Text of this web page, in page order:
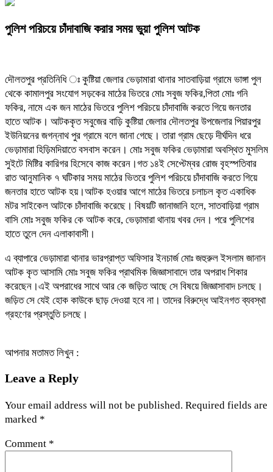
পুলিশ পরিচয়ে চাঁদাবাজি করার সময় ভুয়া পুলিশ আটক
দৌলতপুর প্রতিনিধি ঃ কুষ্টিয়া জেলার ভেড়ামারা থানার সাতবাড়িয়া গ্রামে ভাঙ্গা পুল
থেকে কামালপুর সংযোগ সড়কের মাঠের ভিতরে মোঃ সবুজ ফকির,পিতা মোঃ গনি
ফকির, নামে এক জন মাঠের ভিতরে পুলিশ পরিচয়ে চাঁদাবাজি করতে গিয়ে জনতার
হাতে আটক। আটককৃত সবুজের বাড়ি কুষ্টিয়া জেলার দৌলতপুর উপজেলার পিয়ারপুর
ইউনিয়নের জগন্নাথ পুর গ্রামে বলে জানা গেছে। তারা গ্রাম ছেড়ে দীর্ঘদিন ধরে
ভেড়ামারা হিড়িমদিয়াতে বসবাস করেন। মোঃ সবুজ ফকির ভেড়ামারা অবস্থিত মুসলিম
সুইটে মিষ্টির কারিগর হিসেবে কাজ করেন।গত ১৪ই সেপ্টেম্বর রোজ বৃহস্পতিবার
রাত আনুমানিক ৭ ঘটিকার সময় মাঠের ভিতরে পুলিশ পরিচয়ে চাঁদাবাজি করতে গিয়ে
জনতার হাতে আটক হয়।আটক হওয়ার আগে মাঠের ভিতরে চলাচল কৃত একাধিক
মটর সাইকেল আটকে চাঁদাবাজি করেছে। বিষয়টি জানাজানি হলে, সাতবাড়িয়া গ্রাম
বাসি মোঃ সবুজ ফকির কে আটক করে, ভেড়ামারা থানায় খবর দেন। পরে পুলিশের
হাতে তুলে দেন এলাকাবাসী।
এ ব্যাপারে ভেড়ামারা থানার ভারপ্রাপ্ত অফিসার ইনচার্জ মোঃ জহুরুল ইসলাম জানান
আটক কৃত আসামি মোঃ সবুজ ফকির প্রাথমিক জিজ্ঞাসাবাদে তার অপরাধ শিকার
করেছেন।এই অপরাধের সাথে আর কে জড়িত আছে সে বিষয়ে জিজ্ঞাসাবাদ চলছে।
জড়িত সে যেই হোক কাউকে ছাড় দেওয়া হবে না। তাদের বিরুদ্ধে আইনগত ব্যবস্থা
গ্রহণের প্রস্তুতি চলছে।
আপনার মতামত লিখুন :
Leave a Reply
Your email address will not be published. Required fields are
marked *
Comment *